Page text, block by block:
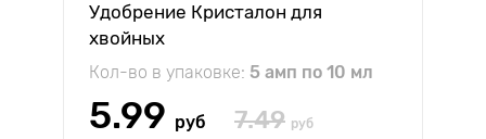
Удобрение Кристалон для
хвойных
Кол-во в упаковке: 5 амп по 10 мл
5.99 руб 7.49 руб